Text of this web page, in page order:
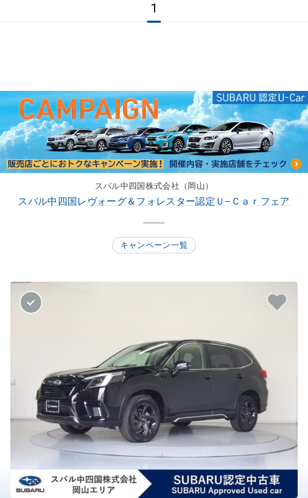
1
スバル中四国株式会社（岡山）
スバル中四国レヴォーグ＆フォレスター認定Ｕ−Ｃａｒフェア
キャンペーン一覧